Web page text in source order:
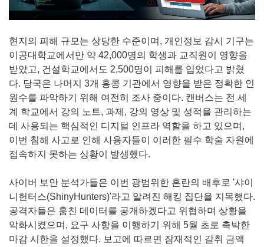
현지의 피해 규모는 상당한 수준이며, 개인정보 감시 기구는
이공대학교에서만 약 42,000명의 학생과 교직원이 영향을
받았고, 건설학교에서도 2,500명이 피해를 입었다고 밝혔
다. 당국은 나머지 3개 홍콩 기관에서 영향을 받은 정확한 인
원수를 파악하기 위해 여전히 조사 중이다. 캔버스는 전 세
계 학교에서 강의 노트, 과제, 강의 영상 및 성적을 관리하는
데 사용되는 핵심적인 디지털 인프라 역할을 하고 있으며,
이번 침해 사고로 인해 사용자들이 이러한 필수 학술 자원에
접속하지 못하는 상황이 발생했다.
사이버 보안 분석가들은 이번 광범위한 혼란의 배후로 '샤이
니헌터스(ShinyHunters)'라고 알려진 해킹 집단을 지목했다.
공격자들은 훔친 데이터를 공개하겠다고 위협하며 상황을
악화시켰으며, 요구 사항을 이행하기 위해 5월 초로 촉박한
마감 시한을 설정했다. 보고에 따르면 잠재적인 갈취 금액